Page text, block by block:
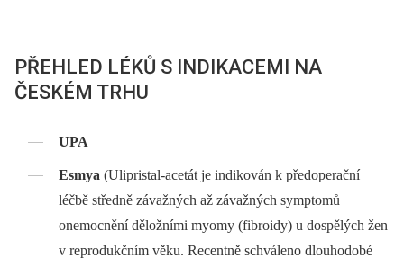
PŘEHLED LÉKŮ S INDIKACEMI NA
ČESKÉM TRHU
UPA
Esmya(Ulipristal-acetát je indikován k předoperační
léčbě středně závažných až závažných symptomů
onemocnění děložními myomy (fibroidy) u dospělých žen
v reprodukčním věku. Recentně schváleno dlouhodobé